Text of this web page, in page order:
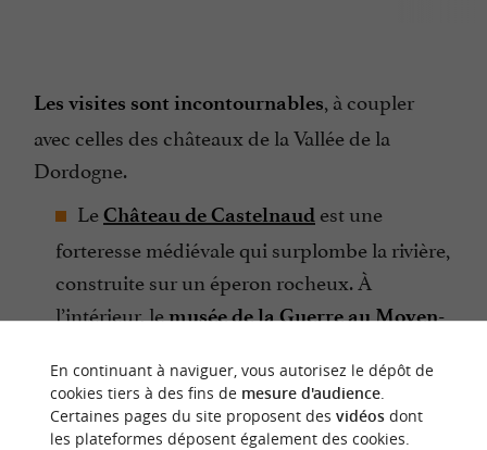
Les visites sont incontournables, à coupler
avec celles des châteaux de la Vallée de la
Dordogne.
LeChâteau de Castelnaud est une
forteresse médiévale qui surplombe la rivière,
construite sur un éperon rocheux. À
l’intérieur, lemusée de la Guerre au Moyen-
d’armes, d’épées, de dagues ou encore
d’armures à découvrir lors d’une visite libre
En continuant à naviguer, vous autorisez le dépôt de
cookies tiers à des fins de mesure d'audience.
Certaines pages du site proposent des vidéosdont
les plateformes déposent également des cookies.